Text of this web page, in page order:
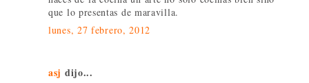
que lo presentas de maravilla.
lunes, 27 febrero, 2012
asj dijo...